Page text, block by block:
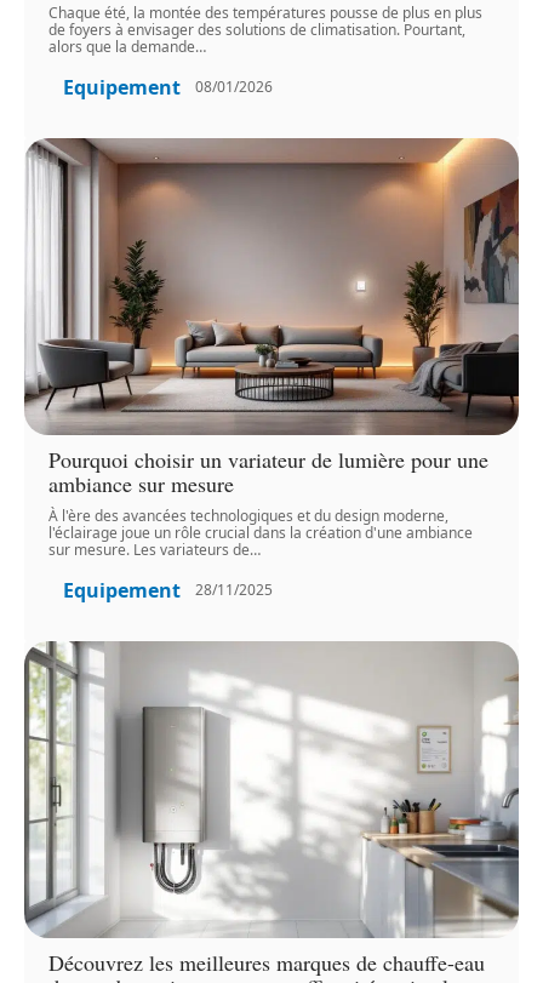
Chaque été, la montée des températures pousse de plus en plus
de foyers à envisager des solutions de climatisation. Pourtant,
alors que la demande…
Equipement 08/01/2026
Pourquoi choisir un variateur de lumière pour une
ambiance sur mesure
À l'ère des avancées technologiques et du design moderne,
l'éclairage joue un rôle crucial dans la création d'une ambiance
sur mesure. Les variateurs de…
Equipement 28/11/2025
Découvrez les meilleures marques de chauffe-eau